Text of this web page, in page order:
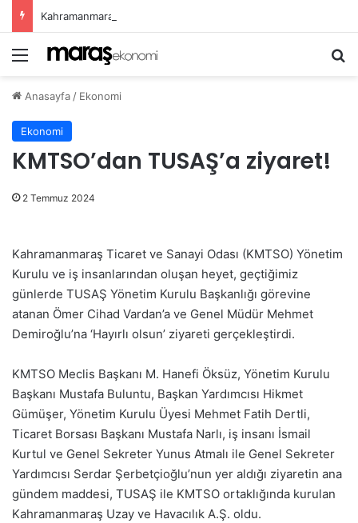
Menü
Anasayfa / Ekonomi
Ekonomi
KMTSO’dan TUSAŞ’a ziyaret!
2 Temmuz 2024
Kahramanmaraş Ticaret ve Sanayi Odası (KMTSO) Yönetim
Kurulu ve iş insanlarından oluşan heyet, geçtiğimiz
günlerde TUSAŞ Yönetim Kurulu Başkanlığı görevine
atanan Ömer Cihad Vardan’a ve Genel Müdür Mehmet
Demiroğlu’na ‘Hayırlı olsun’ ziyareti gerçekleştirdi.
KMTSO Meclis Başkanı M. Hanefi Öksüz, Yönetim Kurulu
Başkanı Mustafa Buluntu, Başkan Yardımcısı Hikmet
Gümüşer, Yönetim Kurulu Üyesi Mehmet Fatih Dertli,
Ticaret Borsası Başkanı Mustafa Narlı, iş insanı İsmail
Kurtul ve Genel Sekreter Yunus Atmalı ile Genel Sekreter
Yardımcısı Serdar Şerbetçioğlu’nun yer aldığı ziyaretin ana
gündem maddesi, TUSAŞ ile KMTSO ortaklığında kurulan
Kahramanmaraş Uzay ve Havacılık A.Ş. oldu.